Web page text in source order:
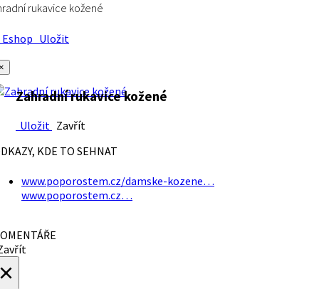
rukavice kožené
Uložit
Zahradní rukavice kožené
Uložit Zavřít
KDE TO SEHNAT
www.poporostem.cz/damske-kozene…
www.poporostem.cz…